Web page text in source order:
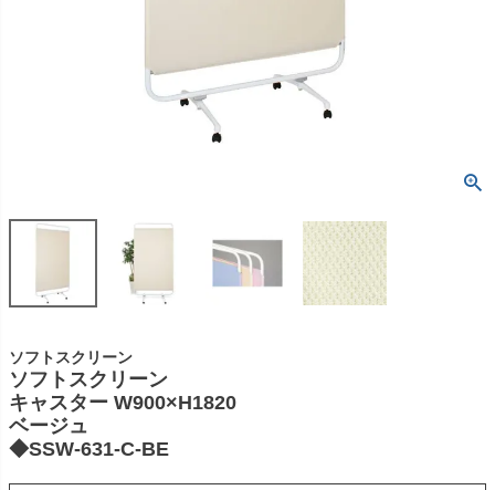
ソフトスクリーン
ソフトスクリーン
キャスター W900×H1820
ベージュ
◆SSW-631-C-BE